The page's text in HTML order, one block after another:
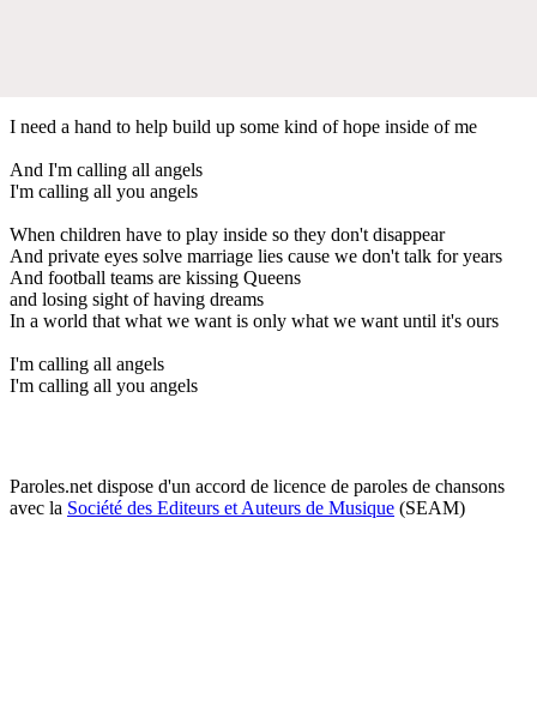
I need a hand to help build up some kind of hope inside of me
And I'm calling all angels
I'm calling all you angels
When children have to play inside so they don't disappear
And private eyes solve marriage lies cause we don't talk for years
And football teams are kissing Queens
and losing sight of having dreams
In a world that what we want is only what we want until it's ours
I'm calling all angels
I'm calling all you angels
Paroles.net dispose d'un accord de licence de paroles de chansons
avec la Société des Editeurs et Auteurs de Musique (SEAM)